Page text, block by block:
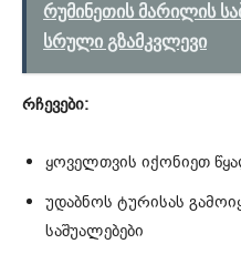
რუმინეთის მარილის
სრული გზამკვლევი
რჩევები:
ყოველთვის იქონიეთ
უდაბნოს ტურისას
საშუალებები